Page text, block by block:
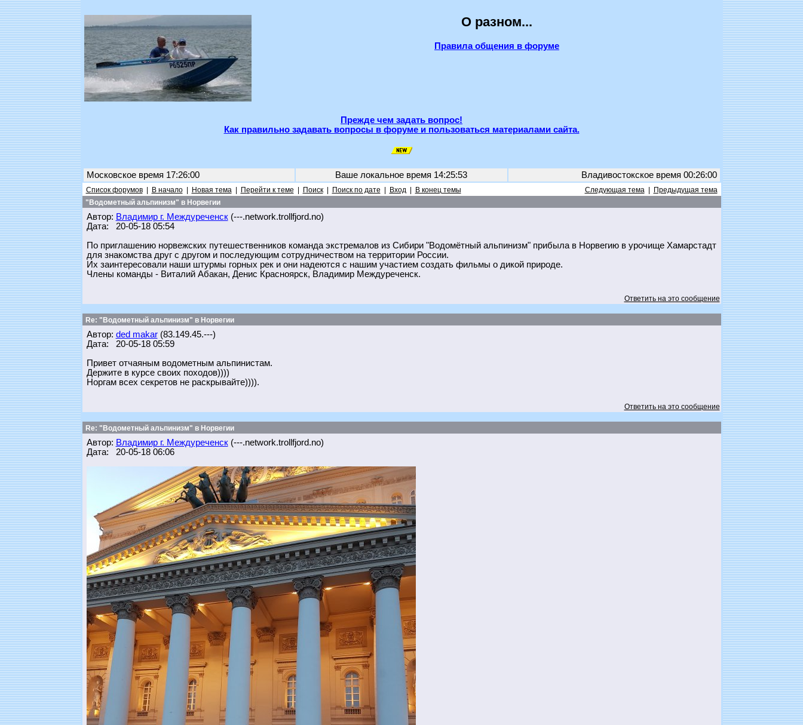
О разном...
Правила общения в форуме
Прежде чем задать вопрос!
Как правильно задавать вопросы в форуме и пользоваться материалами сайта.
Московское время 17:26:00 Ваше локальное время 14:25:53 Владивостокское время 00:26:00
Список форумов| В начало| Новая тема| Перейти к теме Поиск| Поиск по дате Вход| В конец темы Следующая тема|
Предыдущая тема
"Водометный альпинизм" в Норвегии
Автор: Владимир г. Междуреченск(---.network.trollfjord.no)
Дата: 20-05-18 05:54
По приглашению норвежских путешественников команда экстремалов из Сибири "Водомётный альпинизм" прибыла в Норвегию в урочище Хамарстадт
для знакомства друг с другом и последующим сотрудничеством на территории России.
Их заинтересовали наши штурмы горных рек и они надеются с нашим участием создать фильмы о дикой природе.
Члены команды - Виталий Абакан, Денис Красноярск, Владимир Междуреченск.
Ответить на это сообщение
Re: "Водометный альпинизм" в Норвегии
Автор: ded makar(83.149.45.---)
Дата: 20-05-18 05:59
Привет отчаяным водометным альпинистам.
Держите в курсе своих походов))))
Норгам всех секретов не раскрывайте)))).
Ответить на это сообщение
Re: "Водометный альпинизм" в Норвегии
Автор: Владимир г. Междуреченск(---.network.trollfjord.no)
Дата: 20-05-18 06:06